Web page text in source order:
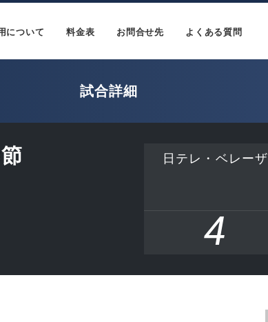
について 料金表 お問合せ先 よくある質問
試合詳細
日テレ・ベレーザ
4